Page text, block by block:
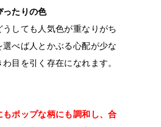
ったりの色
しても人気色が重なりがち
べば人とかぶる心配が少な
目を引く存在になれます。
ポップな柄にも調和し、合